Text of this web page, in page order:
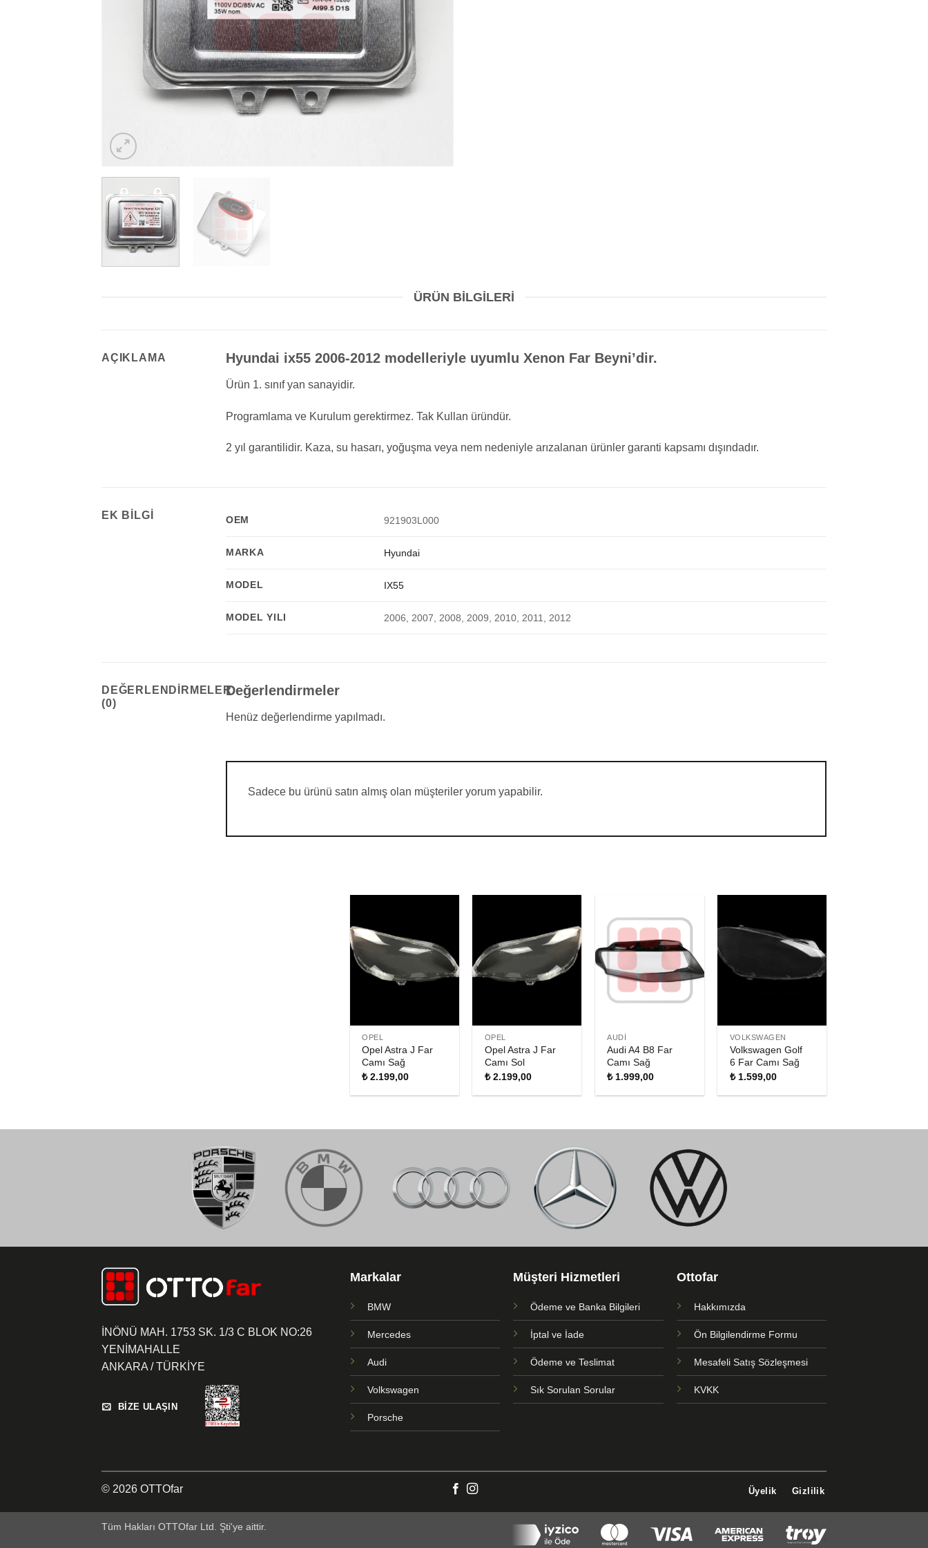
ÜRÜN BILGILERI
AÇIKLAMA Hyundai ix55 2006-2012 modelleriyle uyumlu Xenon Far Beyni’dir.
Ürün 1. sınıf yan sanayidir.
Programlama ve Kurulum gerektirmez. Tak Kullan üründür.
2 yıl garantilidir. Kaza, su hasarı, yoğuşma veya nem nedeniyle arızalanan ürünler garanti kapsamı dışındadır.
EK BILGI OEM 921903L000
MARKA Hyundai
MODEL IX55
MODEL YILI 2006, 2007, 2008, 2009, 2010, 2011, 2012
DEĞERLENDIRMELER
(0)
Değerlendirmeler
Henüz değerlendirme yapılmadı.
Sadece bu ürünü satın almış olan müşteriler yorum yapabilir.
OPEL
Opel Astra J Far
Camı Sağ
₺2.199,00
OPEL
Opel Astra J Far
Camı Sol
₺2.199,00
AUDI
Audi A4 B8 Far
Camı Sağ
₺1.999,00
VOLKSWAGEN
Volkswagen Golf
6 Far Camı Sağ
₺1.599,00
İNÖNÜ MAH. 1753 SK. 1/3 C BLOK NO:26
YENİMAHALLE
ANKARA / TÜRKİYE
BİZE ULAŞIN
Markalar
BMW
Mercedes
Audi
Volkswagen
Porsche
Müşteri Hizmetleri
Ödeme ve Banka Bilgileri
İptal ve İade
Ödeme ve Teslimat
Sık Sorulan Sorular
Ottofar
Hakkımızda
Ön Bilgilendirme Formu
Mesafeli Satış Sözleşmesi
KVKK
© 2026 OTTOfar Üyelik Gizlilik
Tüm Hakları OTTOfar Ltd. Şti'ye aittir.